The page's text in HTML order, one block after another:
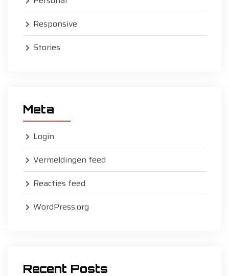
Responsive
Stories
Meta
Login
Vermeldingen feed
Reacties feed
WordPress.org
Recent Posts